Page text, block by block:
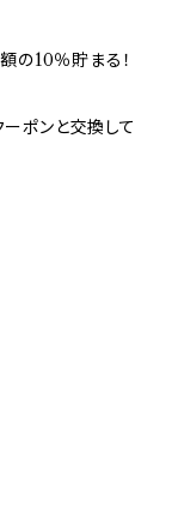
の10％貯まる！
ポンと交換して